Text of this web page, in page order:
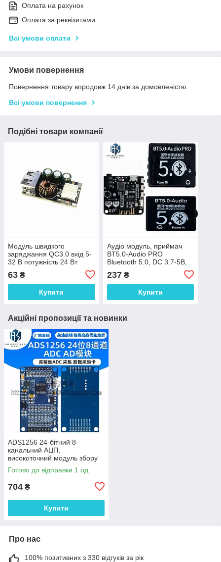
Оплата на рахунок
Оплата за реквізитами
Всі умови оплати
Умови повернення
Повернення товару впродовж 14 днів за домовленістю
Всі умови повернення
Подібні товари компанії
Модуль швидкого
заряджання QC3.0 вхід 5-
32 В потужність 24 Вт
63 ₴
Купити
Аудіо модуль, приймач
BT5.0-Audio PRO
Bluetooth 5.0, DC 3.7-5В,
237₴
Купити
Акційні пропозиції та новинки
ADS1256 24-бітний 8-
канальний АЦП,
високоточний модуль збору
даних
Готово до відправки 1 од.
704 ₴
Купити
Про нас
100% позитивних з 330 відгуків за рік